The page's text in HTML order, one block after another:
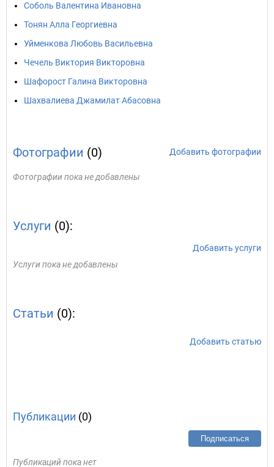
Соболь Валентина Ивановна
Тонян Алла Георгиевна
Уйменкова Любовь Васильевна
Чечель Виктория Викторовна
Шафорост Галина Викторовна
Шахвалиева Джамилат Абасовна
Фотографии (0) Добавить фотографии
Фотографии пока не добавлены
Услуги (0):
Добавить услуги
Услуги пока не добавлены
Статьи (0):
Добавить статью
Публикации (0)
Подписаться
Публикаций пока нет